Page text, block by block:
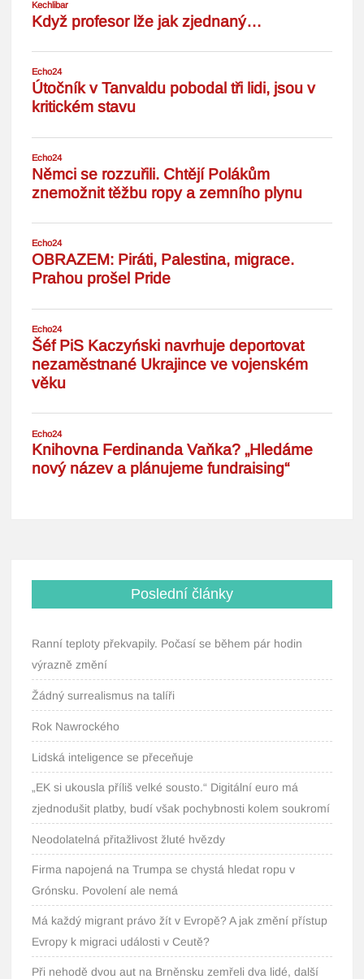
Poslední články
Ranní teploty překvapily. Počasí se během pár hodin
výrazně změní
Žádný surrealismus na talíři
Rok Nawrockého
Lidská inteligence se přeceňuje
„EK si ukousla příliš velké sousto.“ Digitální euro má
zjednodušit platby, budí však pochybnosti kolem soukromí
Neodolatelná přitažlivost žluté hvězdy
Firma napojená na Trumpa se chystá hledat ropu v
Grónsku. Povolení ale nemá
Má každý migrant právo žít v Evropě? A jak změní přístup
Evropy k migraci události v Ceutě?
Při nehodě dvou aut na Brněnsku zemřeli dva lidé, další